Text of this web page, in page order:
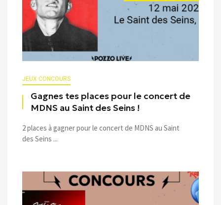
JEUX CONCOURS
Gagnes tes places pour le concert de
MDNS au Saint des Seins !
2 places à gagner pour le concert de MDNS au Saint
des Seins ...